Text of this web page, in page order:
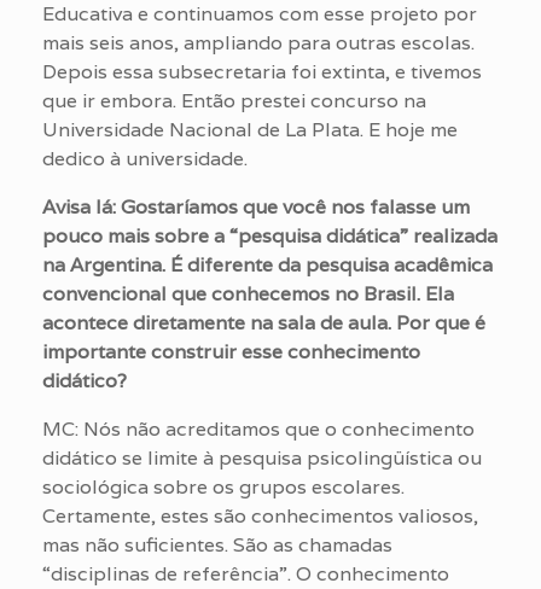
Educativa e continuamos com esse projeto por
mais seis anos, ampliando para outras escolas.
Depois essa subsecretaria foi extinta, e tivemos
que ir embora. Então prestei concurso na
Universidade Nacional de La Plata. E hoje me
dedico à universidade.
Avisa lá: Gostaríamos que você nos falasse um
pouco mais sobre a “pesquisa didática” realizada
na Argentina. É diferente da pesquisa acadêmica
convencional que conhecemos no Brasil. Ela
acontece diretamente na sala de aula. Por que é
importante construir esse conhecimento
didático?
MC: Nós não acreditamos que o conhecimento
didático se limite à pesquisa psicolingüística ou
sociológica sobre os grupos escolares.
Certamente, estes são conhecimentos valiosos,
mas não suficientes. São as chamadas
“disciplinas de referência”. O conhecimento